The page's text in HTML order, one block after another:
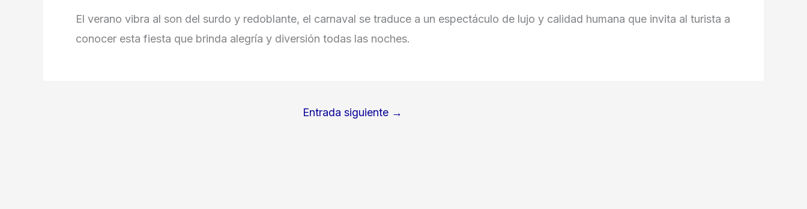
El verano vibra al son del surdo y redoblante, el carnaval se traduce a un espectáculo de lujo y calidad humana que invita al turista a
conocer esta fiesta que brinda alegría y diversión todas las noches.
Entrada siguiente →